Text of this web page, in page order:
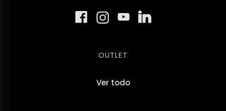
OUTLET
Ver todo